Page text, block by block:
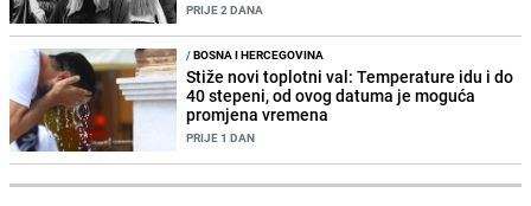
PRIJE 2 DANA
/BOSNA I HERCEGOVINA
Stiže novi toplotni val: Temperature idu i do
40 stepeni, od ovog datuma je moguća
promjena vremena
PRIJE 1 DAN